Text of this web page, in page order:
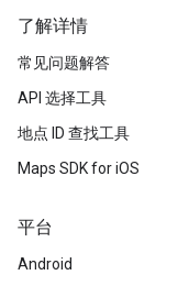
了解详情
常见问题解答
API 选择工具
地点 ID 查找工具
Maps SDK for iOS
平台
Android